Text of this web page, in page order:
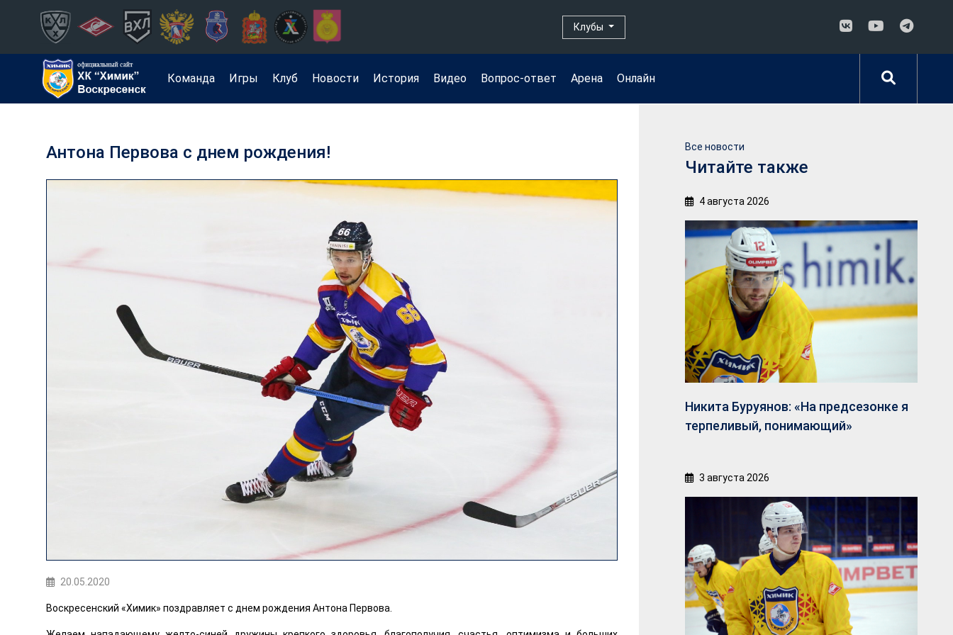
Клубы
Команда Игры Клуб Новости История Видео Вопрос-ответ Арена Онлайн
Антона Первова с днем рождения!
20.05.2020
Воскресенский «Химик» поздравляет с днем рождения Антона Первова.
Все новости
Читайте также
4 августа 2026
Никита Буруянов: «На предсезонке я
терпеливый, понимающий»
3 августа 2026